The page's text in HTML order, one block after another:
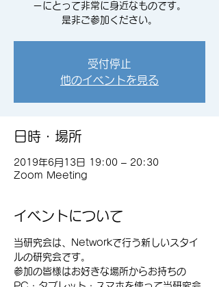
ーにとって非常に身近なものです。
是非ご参加ください。
受付停止
他のイベントを見る
日時・場所
2019年6月13日 19:00 – 20:30
Zoom Meeting
イベントについて
当研究会は、Networkで行う新しいスタイ
ルの研究会です。
参加の皆様はお好きな場所からお持ちの